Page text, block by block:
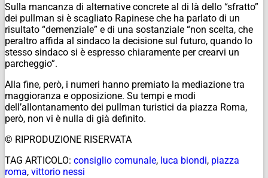
Sulla mancanza di alternative concrete al di là dello “sfratto”
dei pullman si è scagliato Rapinese che ha parlato di un
risultato “demenziale” e di una sostanziale “non scelta, che
peraltro affida al sindaco la decisione sul futuro, quando lo
stesso sindaco si è espresso chiaramente per crearvi un
parcheggio”.
Alla fine, però, i numeri hanno premiato la mediazione tra
maggioranza e opposizione. Su tempi e modi
dell’allontanamento dei pullman turistici da piazza Roma,
però, non vi è nulla di già definito.
© RIPRODUZIONE RISERVATA
TAG ARTICOLO: consiglio comunale, luca biondi, piazza
roma, vittorio nessi